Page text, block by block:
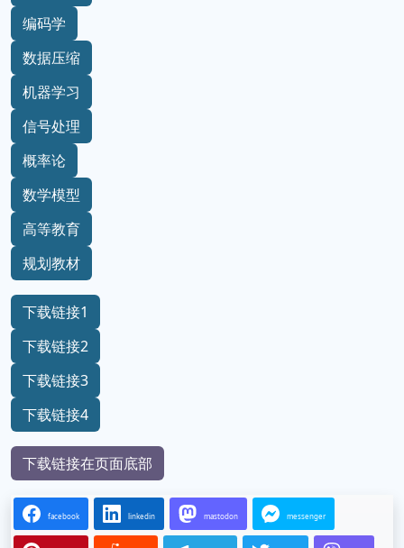
编码学
数据压缩
机器学习
信号处理
概率论
数学模型
高等教育
规划教材
下载链接1
下载链接2
下载链接3
下载链接4
下载链接在页面底部
facebook linkedin mastodon messenger